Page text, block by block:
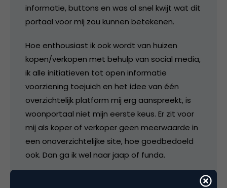
informatie, buttons en was al snel kwijt wat dit
portaal voor mij zou kunnen betekenen.
Hoe enthousiast ik ook wordt van huizen
kopen/verkopen met behulp van social media,
ik alle initiatieven tot open informatie
voorziening toejuich en het idee van één
overzichtelijk platform mij erg aanspreekt, is
woonportaal niet mijn eerste keus. Er zit voor
mij als koper of verkoper geen meerwaarde in
een onoverzichtelijke site, hoe goedbedoeld
ook. Dan ga ik wel naar jaap of funda.